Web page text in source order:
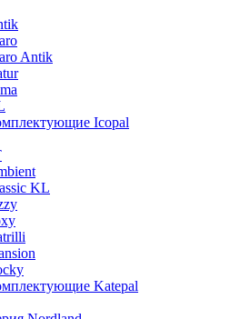
Antik
Icopal
KL
Katepal